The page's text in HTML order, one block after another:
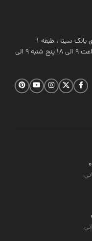
ساعت کاری شیراز: شنبه تا چهارشنبه از ساعت 9 الی 18 پنج شنبه 9 الی